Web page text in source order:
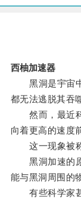
西柚加速器
黑洞是宇宙中
都无法逃脱其吞
然而，最近科
向着更高的速度
这一现象被称
黑洞加速的原
能与黑洞周围的
有些科学家甚